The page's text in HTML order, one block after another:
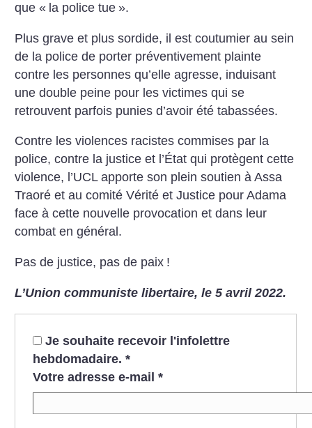
que « la police tue ».
Plus grave et plus sordide, il est coutumier au sein
de la police de porter préventivement plainte
contre les personnes qu’elle agresse, induisant
une double peine pour les victimes qui se
retrouvent parfois punies d’avoir été tabassées.
Contre les violences racistes commises par la
police, contre la justice et l’État qui protègent cette
violence, l’UCL apporte son plein soutien à Assa
Traoré et au comité Vérité et Justice pour Adama
face à cette nouvelle provocation et dans leur
combat en général.
Pas de justice, pas de paix !
L’Union communiste libertaire, le 5 avril 2022.
Je souhaite recevoir l'infolettre
hebdomadaire. *
Votre adresse e-mail *